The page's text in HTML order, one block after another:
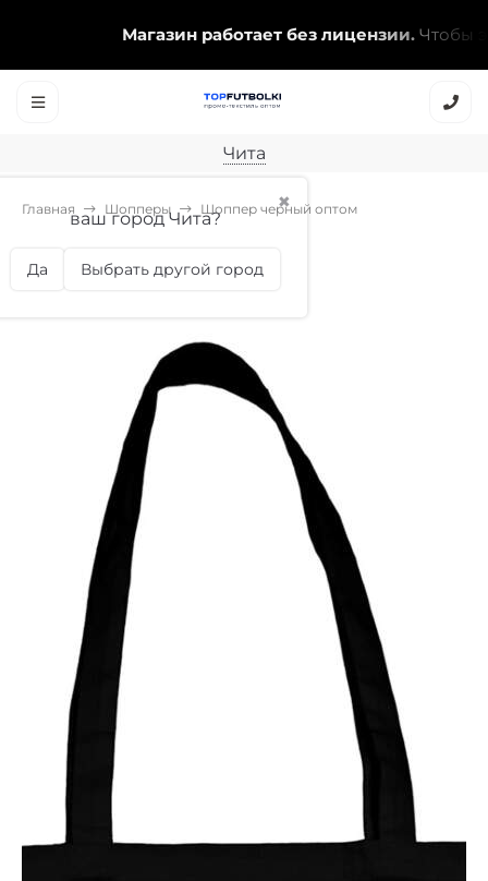
Магазин работает без лицензии.Чтобы
Чита
✖
ваш город Чита?
Да Выбрать другой город
Главная Шопперы Шоппер черный оптом
Шоппер черный оптом